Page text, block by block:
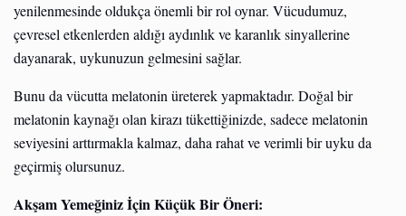
yenilenmesinde oldukça önemli bir rol oynar. Vücudumuz,
çevresel etkenlerden aldığı aydınlık ve karanlık sinyallerine
dayanarak, uykunuzun gelmesini sağlar.
Bunu da vücutta melatonin üreterek yapmaktadır. Doğal bir
melatonin kaynağı olan kirazı tükettiğinizde, sadece melatonin
seviyesini arttırmakla kalmaz, daha rahat ve verimli bir uyku da
geçirmiş olursunuz.
Akşam Yemeğiniz İçin Küçük Bir Öneri: